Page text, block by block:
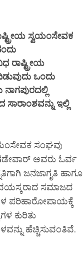
ಸ್ವಯಂಸೇವಕ
ರಾಷ್ಟ್ರೀಯ
ಒಂದು
ಇಲ್ಲಿ
ಸಂಘವು
ಅವರು ಓರ್ವ
ಜನಜಾಗೃತಿ ಹಾಗೂ
ಸಮಾಜದ
ಪರಿಹಾರೋಪಾಯಕ್ಕೆ
ಕುರಿತು
ಹೆಚ್ಚಿಸುವಂತಿವೆ.